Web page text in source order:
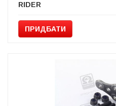
RIDER
ПРИДБАТИ